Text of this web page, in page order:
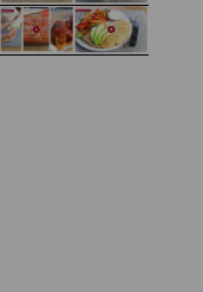
Domowe żelki
Zupa kurkowa z
selerem i pietruszką